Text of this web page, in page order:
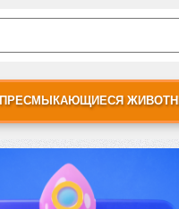
ПРЕСМЫКАЮЩИЕСЯ